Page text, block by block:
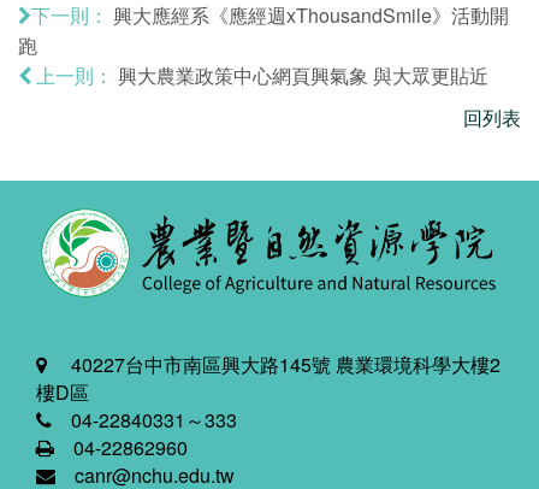
下一則：
興大應經系《應經週xThousandSmile》活動開
跑
上一則：
興大農業政策中心網頁興氣象 與大眾更貼近
回列表
40227台中市南區興大路145號 農業環境科學大樓2
樓D區
04-22840331～333
04-22862960
canr@nchu.edu.tw